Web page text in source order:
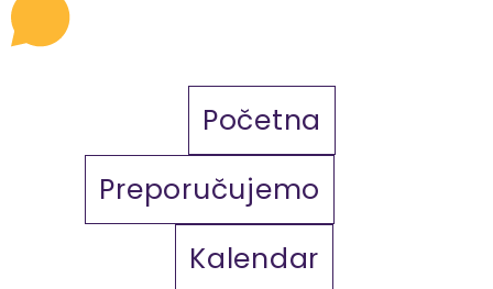
Početna
Preporučujemo
Kalendar